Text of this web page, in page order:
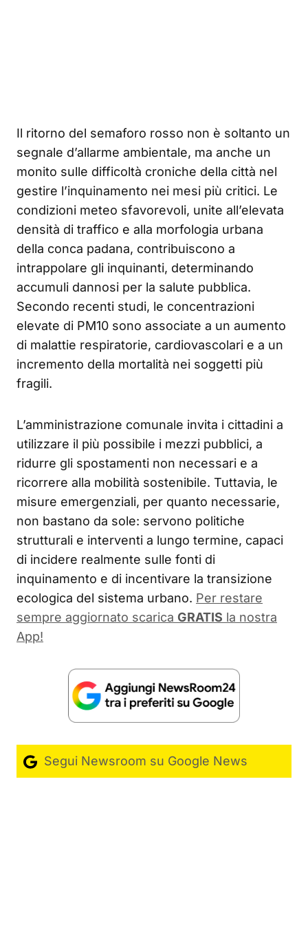
Il ritorno del semaforo rosso non è soltanto un
segnale d’allarme ambientale, ma anche un
monito sulle difficoltà croniche della città nel
gestire l’inquinamento nei mesi più critici. Le
condizioni meteo sfavorevoli, unite all’elevata
densità di traffico e alla morfologia urbana
della conca padana, contribuiscono a
intrappolare gli inquinanti, determinando
accumuli dannosi per la salute pubblica.
Secondo recenti studi, le concentrazioni
elevate di PM10 sono associate a un aumento
di malattie respiratorie, cardiovascolari e a un
incremento della mortalità nei soggetti più
fragili.
L’amministrazione comunale invita i cittadini a
utilizzare il più possibile i mezzi pubblici, a
ridurre gli spostamenti non necessari e a
ricorrere alla mobilità sostenibile. Tuttavia, le
misure emergenziali, per quanto necessarie,
non bastano da sole: servono politiche
strutturali e interventi a lungo termine, capaci
di incidere realmente sulle fonti di
inquinamento e di incentivare la transizione
ecologica del sistema urbano. Per restare
sempre aggiornato scarica GRATIS la nostra
App!
Segui Newsroom su Google News